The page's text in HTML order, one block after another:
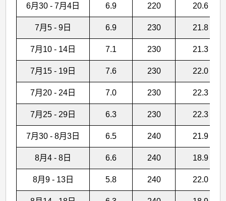
6月30 - 7月4日 6.9 220 20.6
7月5 - 9日 6.9 230 21.8
7月10 - 14日 7.1 230 21.3
7月15 - 19日 7.6 230 22.0
7月20 - 24日 7.0 230 22.3
7月25 - 29日 6.3 230 22.3
7月30 - 8月3日 6.5 240 21.9
8月4 - 8日 6.6 240 18.9
8月9 - 13日 5.8 240 22.0